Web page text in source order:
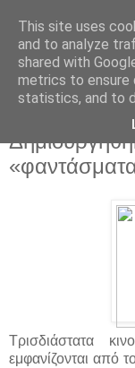
Τρισδιάστατα
εμφανίζονται από
This site uses
and to analyze
shared with
metrics to ensure
statistics, and to